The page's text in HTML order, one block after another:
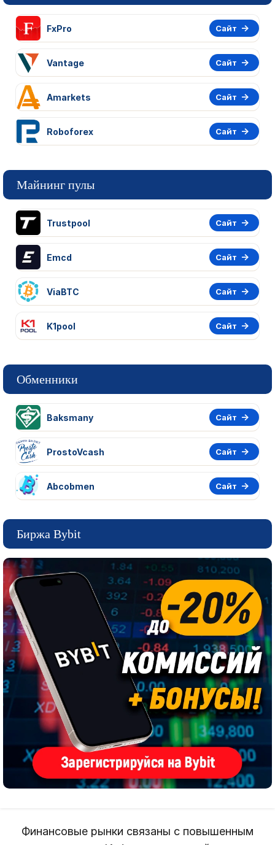
FxPro Сайт
Vantage Сайт
Amarkets Сайт
Roboforex Сайт
Майнинг пулы
Trustpool Сайт
Emcd Сайт
ViaBTC Сайт
K1pool Сайт
Обменники
Baksmany Сайт
ProstoVcash Сайт
Abcobmen Сайт
Биржа Bybit
Финансовые рынки связаны с повышенным